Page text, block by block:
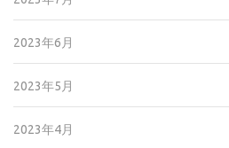
2023年6月
2023年5月
2023年4月